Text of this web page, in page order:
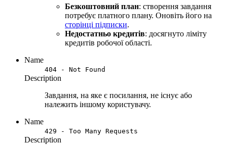
Безкоштовний план: створення завдання
потребує платного плану. Оновіть його на
сторінці підписки.
Недостатньо кредитів: досягнуто ліміту
кредитів робочої області.
Name
404 - Not Found
Description
Завдання, на яке є посилання, не існує або
належить іншому користувачу.
Name
429 - Too Many Requests
Description